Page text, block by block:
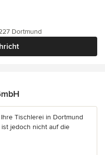
Dortmund
Tischlerei in Dortmund
jedoch nicht auf die